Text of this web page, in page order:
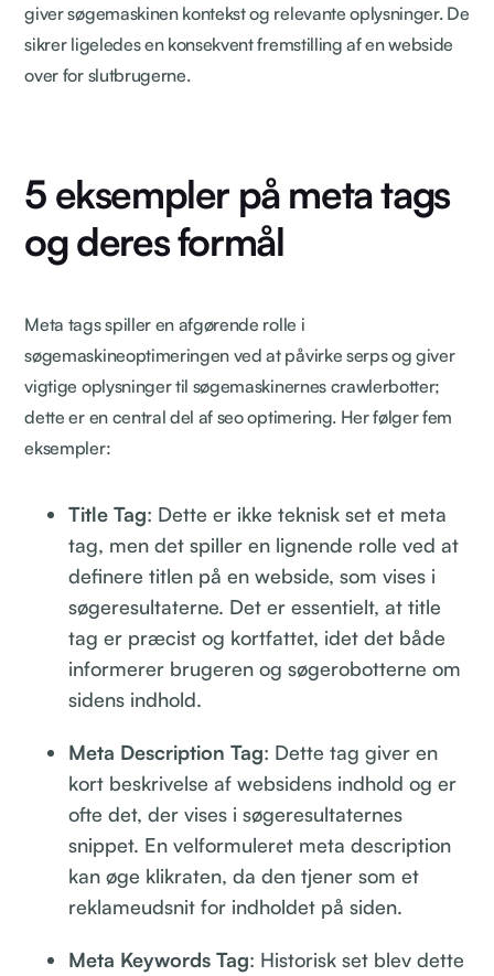
giver søgemaskinen kontekst og relevante oplysninger. De
sikrer ligeledes en konsekvent fremstilling af en webside
over for slutbrugerne.
5 eksempler på meta tags
og deres formål
Meta tags spiller en afgørende rolle i
søgemaskineoptimeringen ved at påvirke serps og giver
vigtige oplysninger til søgemaskinernes crawlerbotter;
dette er en central del af seo optimering. Her følger fem
eksempler:
Title Tag: Dette er ikke teknisk set et meta
tag, men det spiller en lignende rolle ved at
definere titlen på en webside, som vises i
søgeresultaterne. Det er essentielt, at title
tag er præcist og kortfattet, idet det både
informerer brugeren og søgerobotterne om
sidens indhold.
Meta Description Tag: Dette tag giver en
kort beskrivelse af websidens indhold og er
ofte det, der vises i søgeresultaternes
snippet. En velformuleret meta description
kan øge klikraten, da den tjener som et
reklameudsnit for indholdet på siden.
Meta Keywords Tag: Historisk set blev dette